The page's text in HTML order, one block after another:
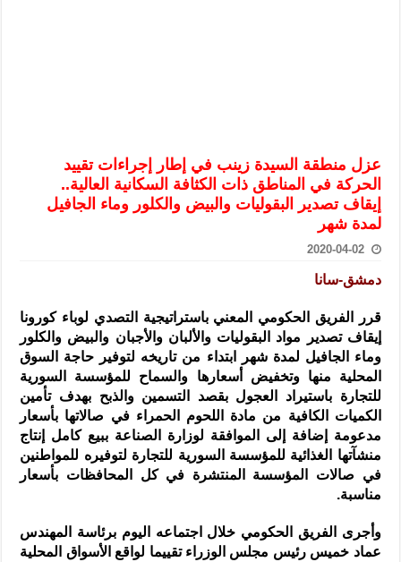
سوريا تبحث مع الإيسيسكو التعاون في البحث العلمي وحماية التراث
عزل منطقة السيدة زينب في إطار إجراءات تقييد
الحركة في المناطق ذات الكثافة السكانية العالية..
إيقاف تصدير البقوليات والبيض والكلور وماء الجافيل
لمدة شهر
2020-04-02
دمشق-سانا
قرر الفريق الحكومي المعني باستراتيجية التصدي لوباء كورونا
إيقاف تصدير مواد البقوليات والألبان والأجبان والبيض والكلور
وماء الجافيل لمدة شهر ابتداء من تاريخه لتوفير حاجة السوق
المحلية منها وتخفيض أسعارها والسماح للمؤسسة السورية
للتجارة باستيراد العجول بقصد التسمين والذبح بهدف تأمين
الكميات الكافية من مادة اللحوم الحمراء في صالاتها بأسعار
مدعومة إضافة إلى الموافقة لوزارة الصناعة ببيع كامل إنتاج
منشآتها الغذائية للمؤسسة السورية للتجارة لتوفيره للمواطنين
في صالات المؤسسة المنتشرة في كل المحافظات بأسعار
مناسبة.
وأجرى الفريق الحكومي خلال اجتماعه اليوم برئاسة المهندس
عماد خميس رئيس مجلس الوزراء تقييما لواقع الأسواق المحلية